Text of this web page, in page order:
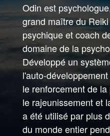
Odin est
grand maître du
psychique et coach
domaine de la
Développé un
l'auto-
le renforcement de
le rajeunissement et
a été utilisé par plus
du monde entier